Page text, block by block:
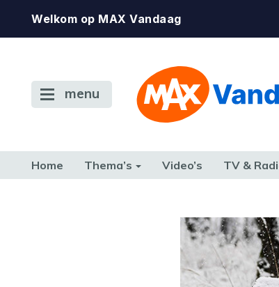
Welkom op MAX Vandaag
menu
Home Thema’s Video’s TV &